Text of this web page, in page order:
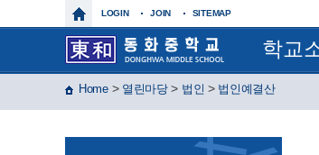
LOGIN JOIN SITEMAP
학교
학교장인사말
학교상징
학교연혁
특색사업
Home> 열린마당> 법인 > 법인예결산